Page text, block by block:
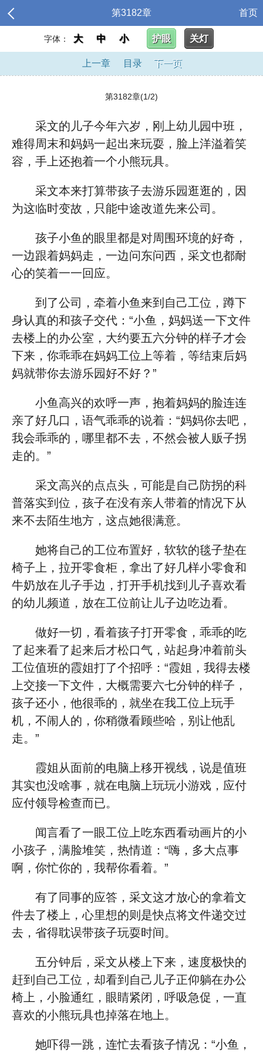
第3182章 首页
字体： 大 中 小 护眼 关灯
上一章 目录 下一页
第3182章(1/2)
采文的儿子今年六岁，刚上幼儿园中班，
难得周末和妈妈一起出来玩耍，脸上洋溢着笑
容，手上还抱着一个小熊玩具。
采文本来打算带孩子去游乐园逛逛的，因
为这临时变故，只能中途改道先来公司。
孩子小鱼的眼里都是对周围环境的好奇，
一边跟着妈妈走，一边问东问西，采文也都耐
心的笑着一一回应。
到了公司，牵着小鱼来到自己工位，蹲下
身认真的和孩子交代：“小鱼，妈妈送一下文件
去楼上的办公室，大约要五六分钟的样子才会
下来，你乖乖在妈妈工位上等着，等结束后妈
妈就带你去游乐园好不好？”
小鱼高兴的欢呼一声，抱着妈妈的脸连连
亲了好几口，语气乖乖的说着：“妈妈你去吧，
我会乖乖的，哪里都不去，不然会被人贩子拐
走的。”
采文高兴的点点头，可能是自己防拐的科
普落实到位，孩子在没有亲人带着的情况下从
来不去陌生地方，这点她很满意。
她将自己的工位布置好，软软的毯子垫在
椅子上，拉开零食柜，拿出了好几样小零食和
牛奶放在儿子手边，打开手机找到儿子喜欢看
的幼儿频道，放在工位前让儿子边吃边看。
做好一切，看着孩子打开零食，乖乖的吃
了起来看了起来后才松口气，站起身冲着前头
工位值班的霞姐打了个招呼：“霞姐，我得去楼
上交接一下文件，大概需要六七分钟的样子，
孩子还小，他很乖的，就坐在我工位上玩手
机，不闹人的，你稍微看顾些哈，别让他乱
走。”
霞姐从面前的电脑上移开视线，说是值班
其实也没啥事，就在电脑上玩玩小游戏，应付
应付领导检查而已。
闻言看了一眼工位上吃东西看动画片的小
小孩子，满脸堆笑，热情道：“嗨，多大点事
啊，你忙你的，我帮你看着。”
有了同事的应答，采文这才放心的拿着文
件去了楼上，心里想的则是快点将文件递交过
去，省得耽误带孩子玩耍时间。
五分钟后，采文从楼上下来，速度极快的
赶到自己工位，却看到自己儿子正仰躺在办公
椅上，小脸通红，眼睛紧闭，呼吸急促，一直
喜欢的小熊玩具也掉落在地上。
她吓得一跳，连忙去看孩子情况：“小鱼，